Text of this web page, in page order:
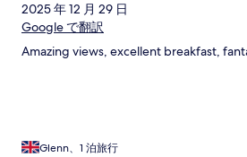
2025 年 12 月 29 日
Google で翻訳
Amazing views, excellent breakfast,
Glenn、1 泊旅行